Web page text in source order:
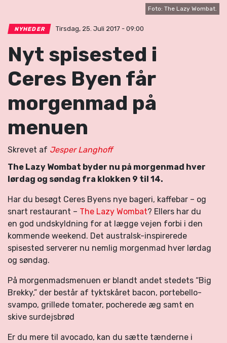
Foto: The Lazy Wombat.
NYHEDER Tirsdag, 25. Juli 2017 - 09:00
Nyt spisested i
Ceres Byen får
morgenmad på
menuen
Skrevet af Jesper Langhoff
The Lazy Wombat byder nu på morgenmad hver
lørdag og søndag fra klokken 9 til 14.
Har du besøgt Ceres Byens nye bageri, kaffebar – og
snart restaurant – The Lazy Wombat? Ellers har du
en god undskyldning for at lægge vejen forbi i den
kommende weekend. Det australsk-inspirerede
spisested serverer nu nemlig morgenmad hver lørdag
og søndag.
På morgenmadsmenuen er blandt andet stedets “Big
Brekky,” der består af tyktskåret bacon, portebello-
svampo, grillede tomater, pocherede æg samt en
skive surdejsbrød
Er du mere til avocado, kan du sætte tænderne i